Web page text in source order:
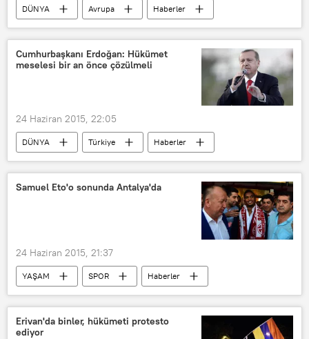
DÜNYA Avrupa
Haberler
Hollanda
ABD
Geert Wilders
Hz. Muhammed
Cumhurbaşkanı Erdoğan: Hükümet
meselesi bir an önce çözülmeli
24 Haziran 2015, 22:05
DÜNYA Türkiye
Haberler
TÜRKİYE
Recep Tayyip Erdoğan
Samuel Eto'o sonunda Antalya'da
24 Haziran 2015, 21:37
YAŞAM SPOR
Haberler
Antalya
Samuel Eto'o
Antalyaspor
Erivan'da binler, hükümeti protesto
ediyor